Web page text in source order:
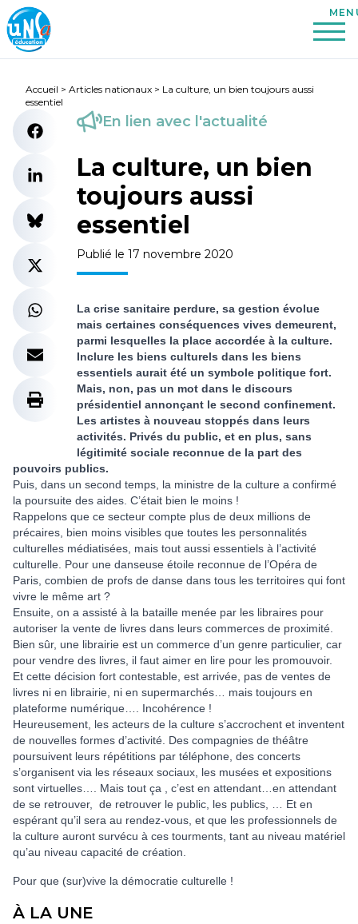
Accueil > Articles nationaux > La culture, un bien toujours aussi
essentiel
En lien avec l'actualité
La culture, un bien
toujours aussi
essentiel
Publié le 17 novembre 2020
La crise sanitaire perdure, sa gestion évolue
mais certaines conséquences vives demeurent,
parmi lesquelles la place accordée à la culture.
Inclure les biens culturels dans les biens
essentiels aurait été un symbole politique fort.
Mais, non, pas un mot dans le discours
présidentiel annonçant le second confinement.
Les artistes à nouveau stoppés dans leurs
activités. Privés du public, et en plus, sans
légitimité sociale reconnue de la part des
pouvoirs publics.
Puis, dans un second temps, la ministre de la culture a confirmé
la poursuite des aides. C’était bien le moins !
Rappelons que ce secteur compte plus de deux millions de
précaires, bien moins visibles que toutes les personnalités
culturelles médiatisées, mais tout aussi essentiels à l’activité
culturelle. Pour une danseuse étoile reconnue de l’Opéra de
Paris, combien de profs de danse dans tous les territoires qui font
vivre le même art ?
Ensuite, on a assisté à la bataille menée par les libraires pour
autoriser la vente de livres dans leurs commerces de proximité.
Bien sûr, une librairie est un commerce d’un genre particulier, car
pour vendre des livres, il faut aimer en lire pour les promouvoir.
Et cette décision fort contestable, est arrivée, pas de ventes de
livres ni en librairie, ni en supermarchés… mais toujours en
plateforme numérique…. Incohérence !
Heureusement, les acteurs de la culture s’accrochent et inventent
de nouvelles formes d’activité. Des compagnies de théâtre
poursuivent leurs répétitions par téléphone, des concerts
s’organisent via les réseaux sociaux, les musées et expositions
sont virtuelles…. Mais tout ça , c’est en attendant…en attendant
de se retrouver, de retrouver le public, les publics, … Et en
espérant qu’il sera au rendez-vous, et que les professionnels de
la culture auront survécu à ces tourments, tant au niveau matériel
qu’au niveau capacité de création.
Pour que (sur)vive la démocratie culturelle !
À LA UNE